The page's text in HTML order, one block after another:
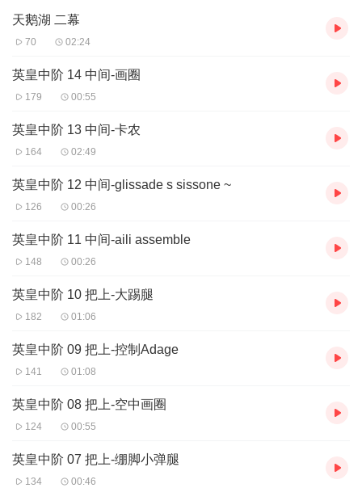
天鹅湖 二幕
70 02:24
英皇中阶 14 中间-画圈
179 00:55
英皇中阶 13 中间-卡农
164 02:49
英皇中阶 12 中间-glissade s sissone ~
126 00:26
英皇中阶 11 中间-aili assemble
148 00:26
英皇中阶 10 把上-大踢腿
182 01:06
英皇中阶 09 把上-控制Adage
141 01:08
英皇中阶 08 把上-空中画圈
124 00:55
英皇中阶 07 把上-绷脚小弹腿
134 00:46